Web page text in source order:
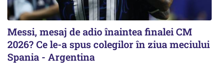
Messi, mesaj de adio înaintea finalei CM
2026? Ce le-a spus colegilor în ziua meciului
Spania - Argentina